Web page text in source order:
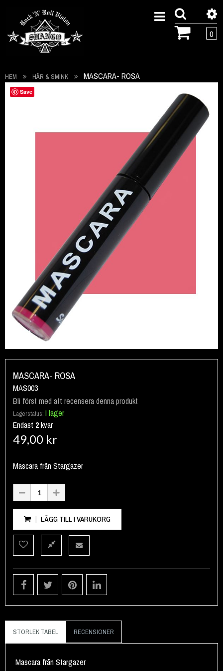
0
HEM HÅR & SMINK
MASCARA- ROSA
Hoppa
till
bildgalleriet
början
bildgalleriet
MASCARA- ROSA
MAS003
Bli först med att recensera denna produkt
Lagerstatus: I lager
Endast 2kvar
49,00 kr
Mascara från Stargazer
LÄGG TILL I VARUKORG
STORLEK TABEL RECENSIONER
Mascara från Stargazer
Save